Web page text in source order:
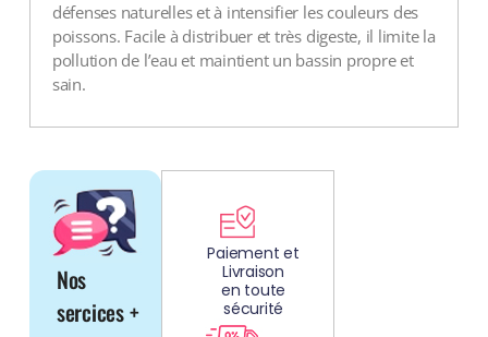
défenses naturelles et à intensifier les couleurs des
poissons. Facile à distribuer et très digeste, il limite la
pollution de l’eau et maintient un bassin propre et
sain.
Nos
sercices +
Paiement et
Livraison
en toute
sécurité